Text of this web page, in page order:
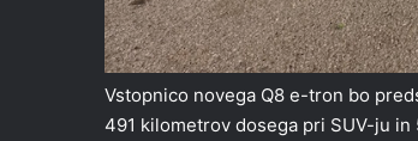
Vstopnico novega Q8 e-tron bo
491 kilometrov dosega pri SUV-ju